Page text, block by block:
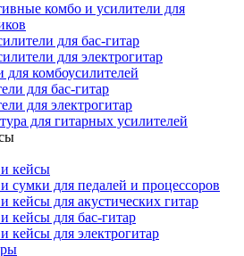
комбо и усилители для
для бас-гитар
для электрогитар
для комбоусилителей
для бас-гитар
для электрогитар
для гитарных усилителей
кейсы
сумки для педалей и процессоров
кейсы для акустических гитар
кейсы для бас-гитар
кейсы для электрогитар